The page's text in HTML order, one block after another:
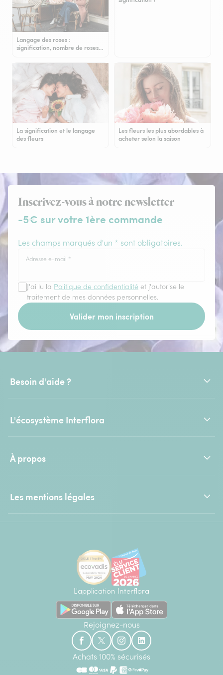
Langage des roses :
signification, nombre de roses…
La signification et le langage
des fleurs
Les fleurs les plus abordables à
acheter selon la saison
Inscrivez-vous à notre newsletter
-5€ sur votre 1ère commande
Les champs marqués d'un * sont obligatoires.
Adresse e-mail *
J'ai lu la Politique de confidentialité et j'autorise le
traitement de mes données personnelles.
Valider mon inscription
Besoin d'aide ?
L'écosystème Interflora
À propos
Les mentions légales
L'application Interflora
Rejoignez-nous
Achats 100% sécurisés